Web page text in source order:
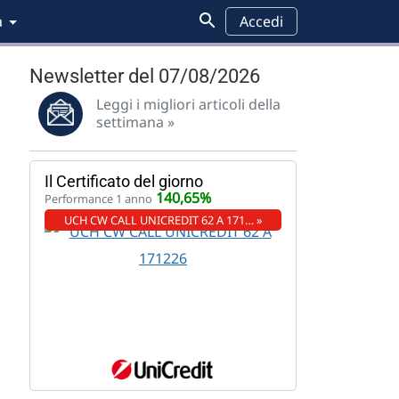
Accedi
Newsletter del 07/08/2026
Leggi i migliori articoli della
settimana »
Il Certificato del giorno
Performance 1 anno 140,65%
UCH CW CALL UNICREDIT 62 A 171… »